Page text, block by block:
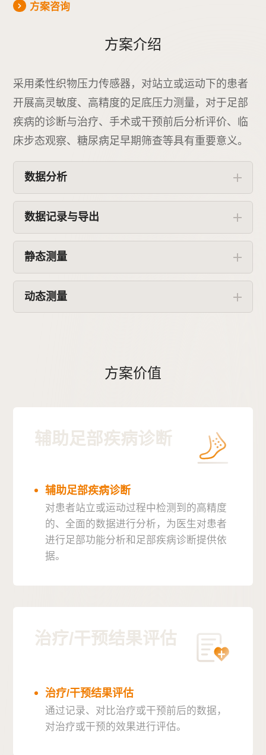
方案咨询
方案介绍
采用柔性织物压力传感器，对站立或运动下的患者
开展高灵敏度、高精度的足底压力测量，对于足部
疾病的诊断与治疗、手术或干预前后分析评价、临
床步态观察、糖尿病足早期筛查等具有重要意义。
数据分析
数据记录与导出
静态测量
动态测量
方案价值
辅助足部疾病诊断
辅助足部疾病诊断
对患者站立或运动过程中检测到的高精度
的、全面的数据进行分析，为医生对患者
进行足部功能分析和足部疾病诊断提供依
据。
治疗/干预结果评估
治疗/干预结果评估
通过记录、对比治疗或干预前后的数据，
对治疗或干预的效果进行评估。